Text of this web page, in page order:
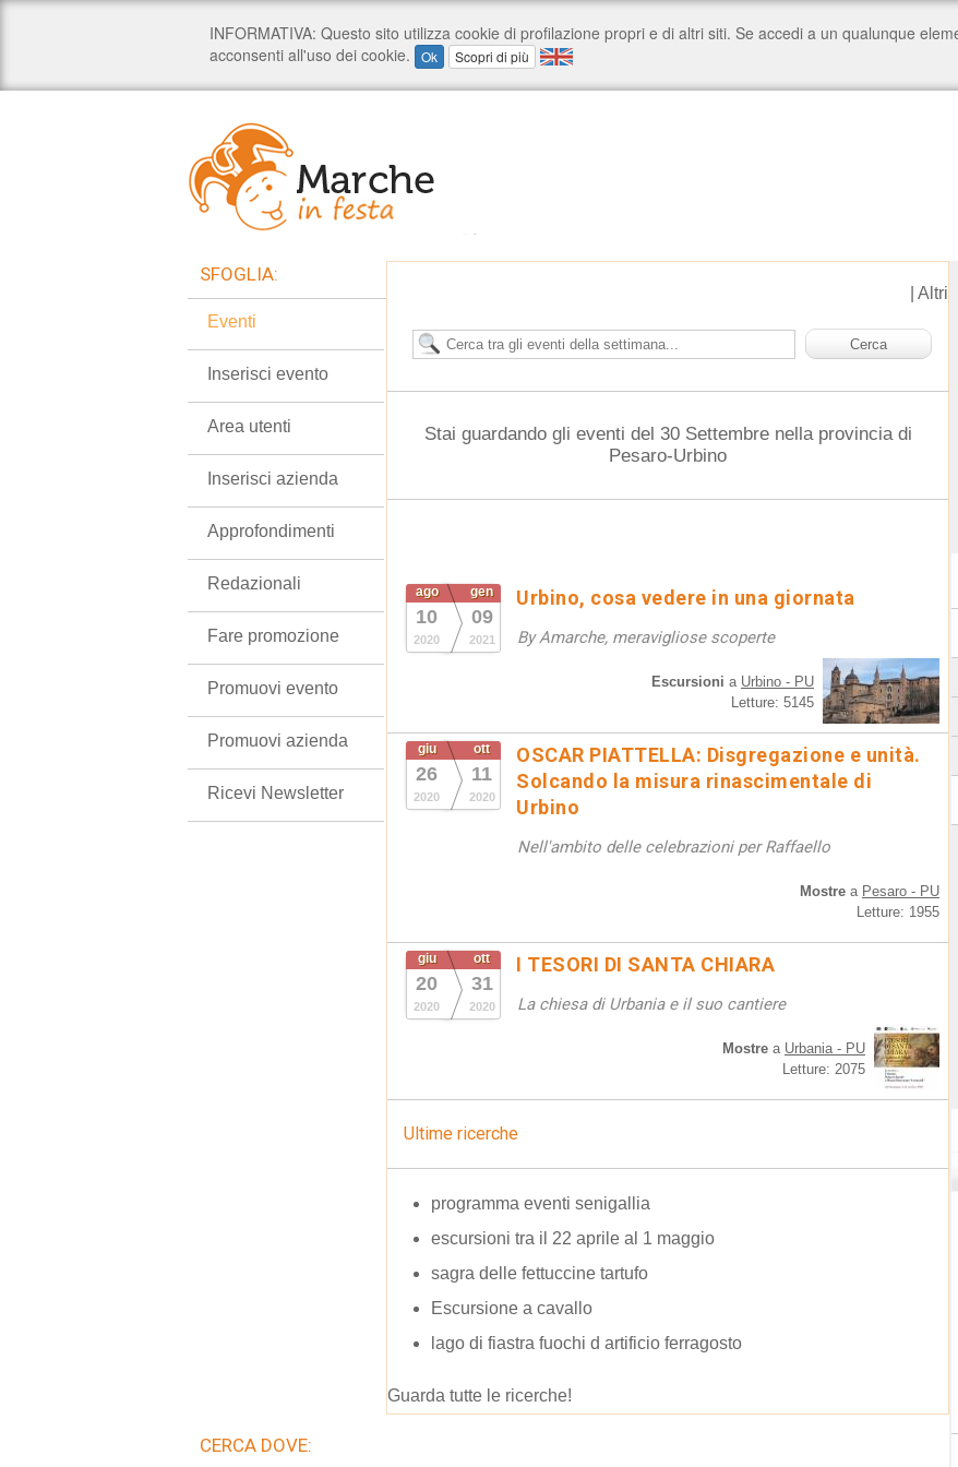
Altri
Stai guardando gli eventi del 30 Settembre nella provincia di
Pesaro-Urbino
ago
10
2020
gen
09
2021
Urbino, cosa vedere in una giornata
By Amarche, meravigliose scoperte
Escursioni a Urbino - PU
Letture: 5145
giu
26
2020
ott
11
2020
OSCAR PIATTELLA: Disgregazione e unità.
Solcando la misura rinascimentale di
Urbino
Nell'ambito delle celebrazioni per Raffaello
Mostre a Pesaro - PU
Letture: 1955
giu
20
2020
ott
31
2020
I TESORI DI SANTA CHIARA
La chiesa di Urbania e il suo cantiere
Mostre a Urbania - PU
Letture: 2075
Ultime ricerche
programma eventi senigallia
escursioni tra il 22 aprile al 1 maggio
sagra delle fettuccine tartufo
Escursione a cavallo
lago di fiastra fuochi d artificio ferragosto
Guarda tutte le ricerche!
SFOGLIA:
Eventi
Inserisci evento
Area utenti
Inserisci azienda
Approfondimenti
Redazionali
Fare promozione
Promuovi evento
Promuovi azienda
Ricevi Newsletter
CERCA DOVE: